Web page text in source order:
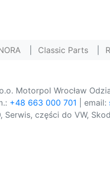
Classic Parts
Motorpol Wrocław
+48 663 000 701 | email:
Serwis, części do VW,